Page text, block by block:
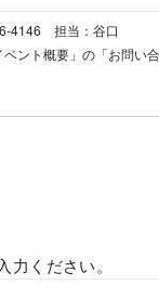
4146 担当：谷口
ント概要」の「お問い
ください。